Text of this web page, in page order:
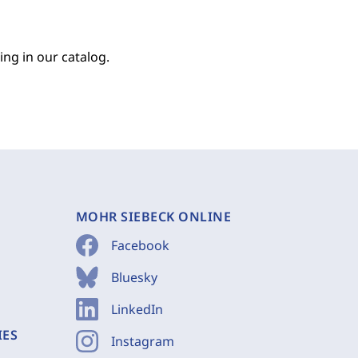
in our catalog.
MOHR SIEBECK ONLINE
Facebook
Bluesky
LinkedIn
Instagram